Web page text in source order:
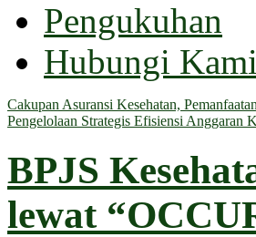
Pengukuhan
Hubungi Kami
Cakupan Asuransi Kesehatan,
Pengelolaan Strategis Efisiensi Anggaran
BPJS
lewat